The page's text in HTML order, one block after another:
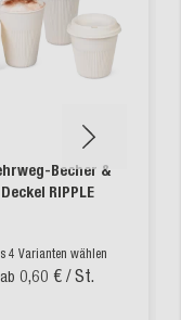
Becher &
Deckel RIPPLE
4 Varianten wählen
ab 0,60 € / St.